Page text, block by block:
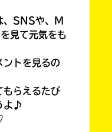
、SNSや、M
見て元気をも
ントを見るの
もらえるたび
よ♪